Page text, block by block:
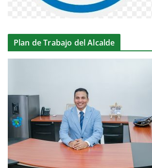
Plan de Trabajo del Alcalde